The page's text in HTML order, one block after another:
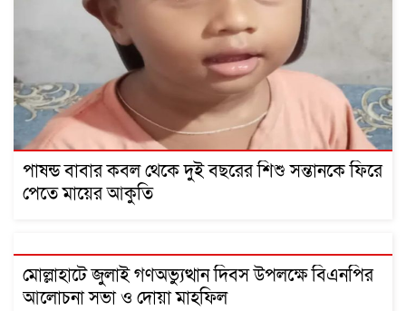
পাষন্ড বাবার কবল থেকে দুই বছরের শিশু সন্তানকে ফিরে
পেতে মায়ের আকুতি
মোল্লাহাটে জুলাই গণঅভ্যুত্থান দিবস উপলক্ষে বিএনপির
আলোচনা সভা ও দোয়া মাহফিল